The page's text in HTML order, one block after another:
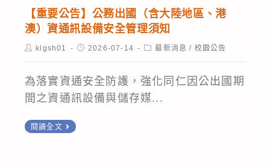
GenAI
輔
助
資
料
擷
與
等
學
校
位
學
維
護
時
立
臺
範
大
資
【重要公告】公務出國（含大陸地區、港
澳）資通訊設備安全管理須知
Postklgsh01
Post2026-07-14
Post最新消息 / 校園公告
為落實資通安全防護，強化同仁因公出國期
間之資通訊設備與儲存媒...
閱讀全文
【重